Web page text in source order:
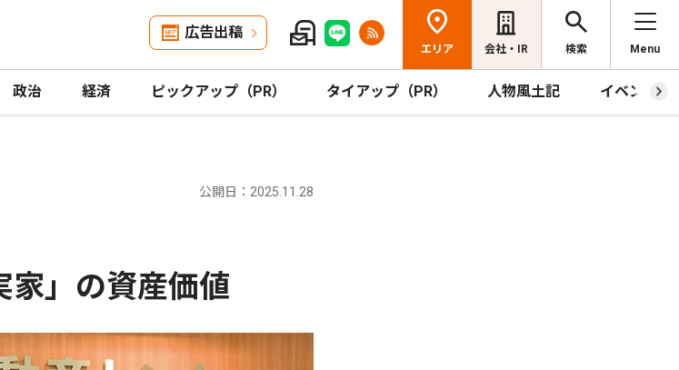
広告出稿
エリア 会社・IR 検索 Menu
政治 経済 ピックアップ（PR） タイアップ（PR） 人物風土記 イベント
公開日：2025.11.28
家」の資産価値